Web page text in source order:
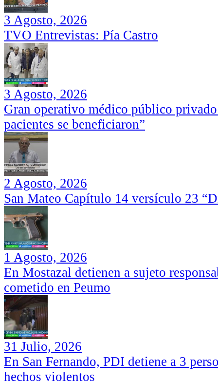
3 Agosto, 2026
TVO Entrevistas: Pía Castro
3 Agosto, 2026
Gran operativo médico público
pacientes se beneficiaron”
2 Agosto, 2026
San Mateo Capítulo 14 versículo 23
1 Agosto, 2026
En Mostazal detienen a sujeto
cometido en Peumo
31 Julio, 2026
En San Fernando, PDI detiene a 3
hechos violentos